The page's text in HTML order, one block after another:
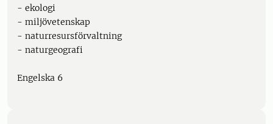
- ekologi
- miljövetenskap
- naturresursförvaltning
- naturgeografi
Engelska 6